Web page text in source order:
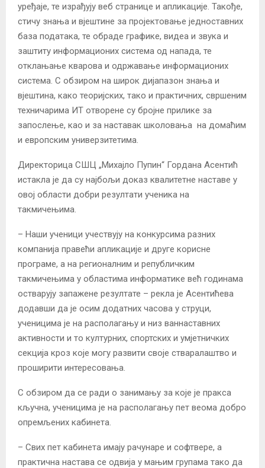
уређаје, те израђују веб странице и апликације. Такође,
стичу знања и вјештине за пројектовање једноставних
база података, те обраде графике, видеа и звука и
заштиту информационих система од напада, те
отклањање кварова и одржавање информационих
система. С обзиром на широк дијапазон знања и
вјештина, како теоријских, тако и практичних, свршеним
техничарима ИТ отворене су бројне прилике за
запослење, као и за наставак школовања на домаћим
и европским универзитетима.
Директорица СШЦ „Михајло Пупин“ Гордана Асентић
истакла је да су најбољи доказ квалитетне наставе у
овој области добри резултати ученика на
такмичењима.
– Наши ученици учествују на конкурсима разних
компанија правећи апликације и друге корисне
програме, а на регионалним и републичким
такмичењима у областима информатике већ годинама
остварују запажене резултате – рекла је Асентићева
додавши да је осим додатних часова у струци,
ученицима је на располагању и низ ваннаставних
активности и то културних, спортских и умјетничких
секција кроз које могу развити своје стваралаштво и
проширити интересовања.
С обзиром да се ради о занимању за које је пракса
кључна, ученицима је на располагању пет веома добро
опремљених кабинета.
– Свих пет кабинета имају рачунаре и софтвере, а
практична настава се одвија у мањим групама тако да